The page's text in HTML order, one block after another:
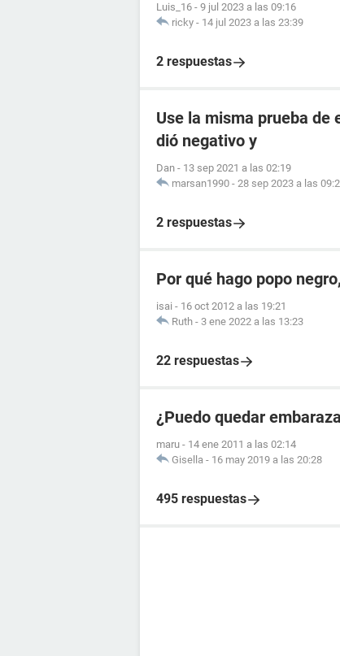
Luis_16 - 9 jul 2023 a las 09:16
ricky - 14 jul 2023 a las 23:39
2 respuestas
Use la misma prueba de
dió negativo y
Dan - 13 sep 2021 a las 02:19
marsan1990 - 28 sep 2023 a las
2 respuestas
Por qué hago popo
isai - 16 oct 2012 a las 19:21
Ruth - 3 ene 2022 a las 13:23
22 respuestas
¿Puedo quedar
maru - 14 ene 2011 a las 02:14
Gisella - 16 may 2019 a las 20:28
495 respuestas